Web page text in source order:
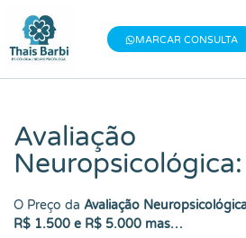
Baixe meu E-book gratuito "3 Técnicas
Bem-estar"!
MARCAR CONSULTA
Avaliação
O Preço da Avaliação
R$ 1.500 e R$ 5.000 mas…